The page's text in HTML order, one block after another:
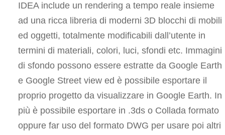
IDEA include un rendering a tempo reale insieme
ad una ricca libreria di moderni 3D blocchi di mobili
ed oggetti, totalmente modificabili dall’utente in
termini di materiali, colori, luci, sfondi etc. Immagini
di sfondo possono essere estratte da Google Earth
e Google Street view ed è possibile esportare il
proprio progetto da visualizzare in Google Earth. In
più è possibile esportare in .3ds o Collada formato
oppure far uso del formato DWG per usare poi altri